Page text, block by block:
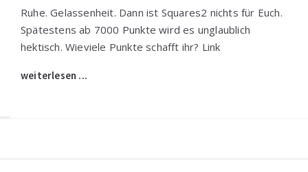
Ruhe. Gelassenheit. Dann ist Squares2 nichts für Euch.
Spätestens ab 7000 Punkte wird es unglaublich
hektisch. Wieviele Punkte schafft ihr? Link
weiterlesen ...